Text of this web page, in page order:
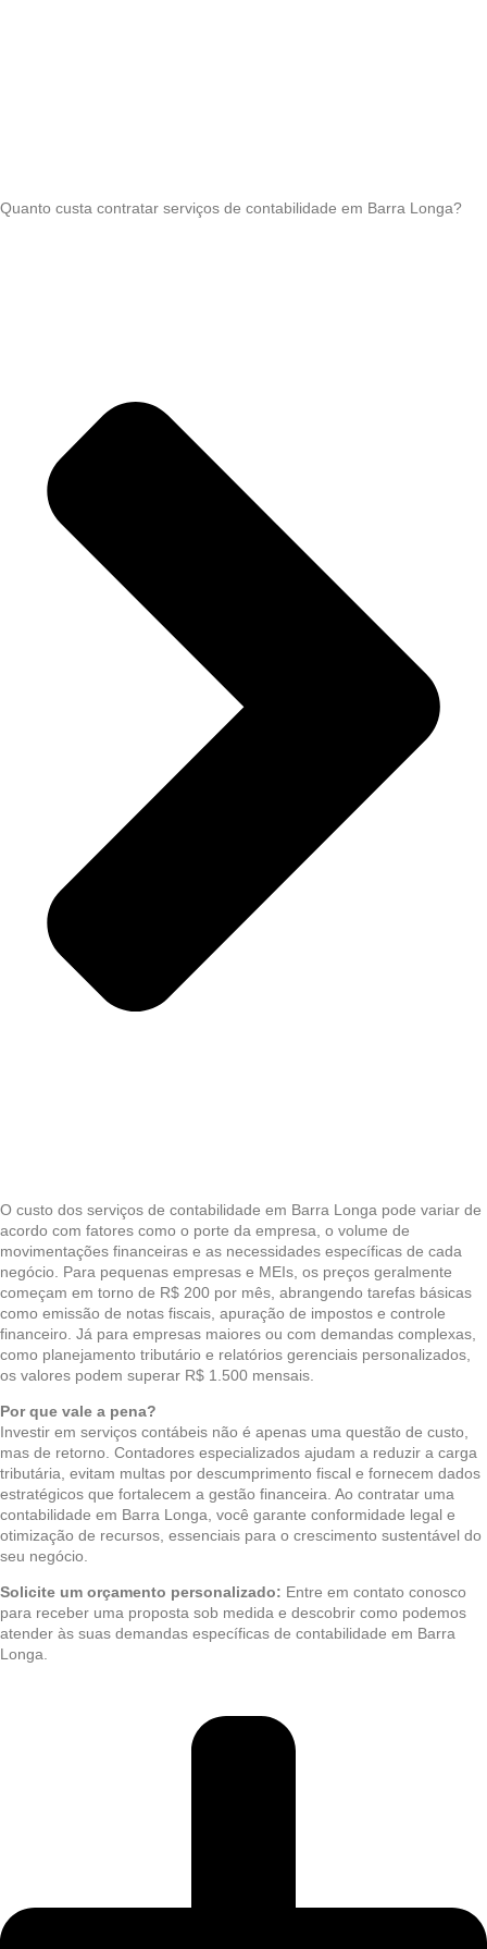
Quanto custa contratar serviços de contabilidade em Barra Longa?
O custo dos serviços de contabilidade em Barra Longa pode variar de
acordo com fatores como o porte da empresa, o volume de
movimentações financeiras e as necessidades específicas de cada
negócio. Para pequenas empresas e MEIs, os preços geralmente
começam em torno de R$ 200 por mês, abrangendo tarefas básicas
como emissão de notas fiscais, apuração de impostos e controle
financeiro. Já para empresas maiores ou com demandas complexas,
como planejamento tributário e relatórios gerenciais personalizados,
os valores podem superar R$ 1.500 mensais.
Por que vale a pena?
Investir em serviços contábeis não é apenas uma questão de custo,
mas de retorno. Contadores especializados ajudam a reduzir a carga
tributária, evitam multas por descumprimento fiscal e fornecem dados
estratégicos que fortalecem a gestão financeira. Ao contratar uma
contabilidade em Barra Longa, você garante conformidade legal e
otimização de recursos, essenciais para o crescimento sustentável do
seu negócio.
Solicite um orçamento personalizado: Entre em contato conosco
para receber uma proposta sob medida e descobrir como podemos
atender às suas demandas específicas de contabilidade em Barra
Longa.